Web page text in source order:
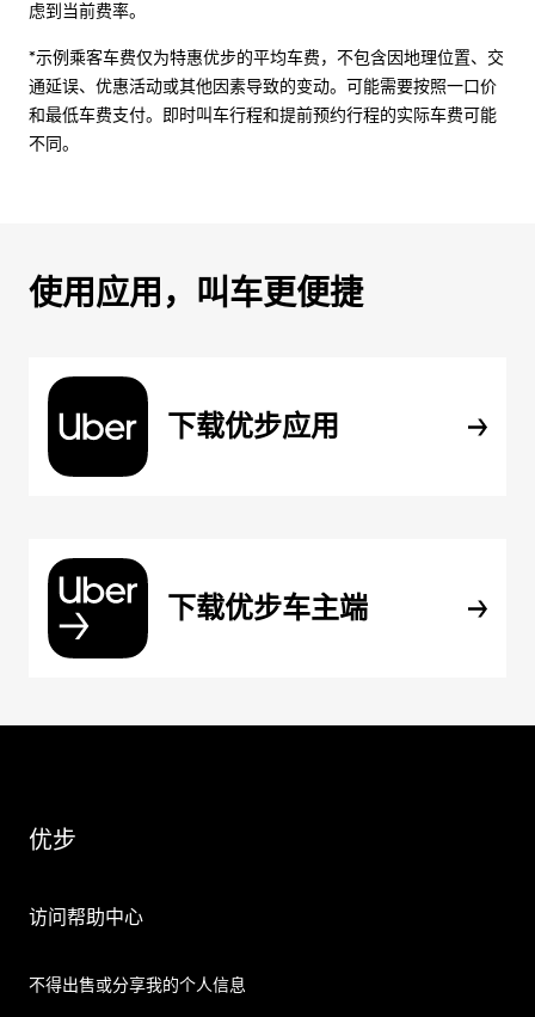
虑到当前费率。
*示例乘客车费仅为特惠优步的平均车费，不包含因地理位置、交
通延误、优惠活动或其他因素导致的变动。可能需要按照一口价
和最低车费支付。即时叫车行程和提前预约行程的实际车费可能
不同。
使用应用，叫车更便捷
下载优步应用
下载优步车主端
优步
访问帮助中心
不得出售或分享我的个人信息